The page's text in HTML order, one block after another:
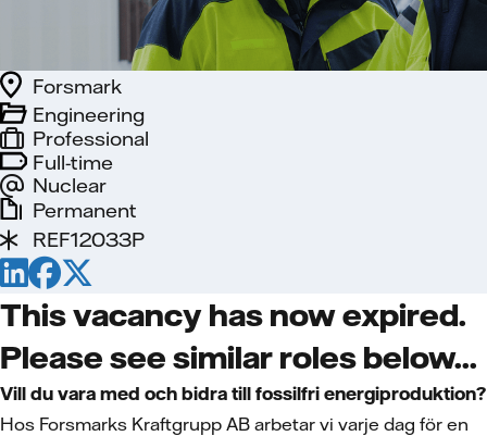
Full-time
Nuclear
Engineering
Forsmark
Professional
Permanent
REF12033P
This vacancy has now expired.
Please see similar roles below...
Vill du vara med och bidra till fossilfri energiproduktion?
Hos Forsmarks Kraftgrupp AB arbetar vi varje dag för en